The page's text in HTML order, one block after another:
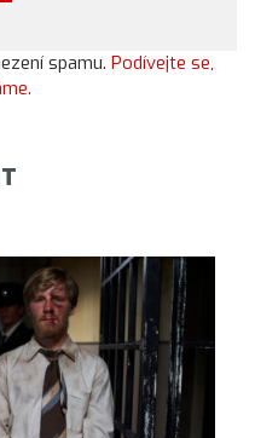
spamu. Podívejte se,